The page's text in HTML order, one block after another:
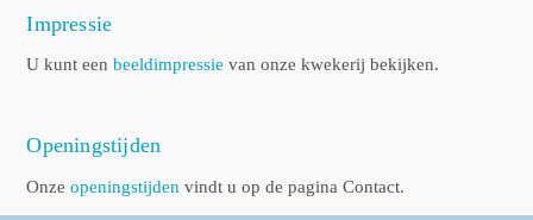
Impressie
U kunt eenbeeldimpressie van onze kwekerij bekijken.
Openingstijden
Onzeopeningstijden vindt u op de pagina Contact.